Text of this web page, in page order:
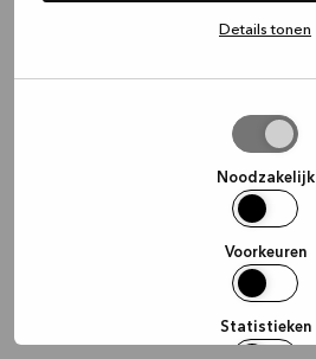
Details tonen
Noodzakelijk
Voorkeuren
Statistieken